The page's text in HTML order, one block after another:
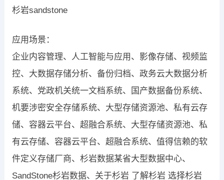
杉岩sandstone
应用场景：
企业内容管理、人工智能与应用、影像存储、视频监
控、大数据存储分析、备份归档、政务云大数据分析
系统、党政机关统一文档系统、国产数据备份系统、
机要涉密安全存储系统、大型存储资源池、私有云存
储、容器云平台、超融合系统、大型存储资源池、私
有云存储、容器云平台、超融合系统、值得信赖的软
件定义存储厂商、杉岩数据某省大型数据中心、
SandStone杉岩数据、关于杉岩 了解杉岩 选择杉岩